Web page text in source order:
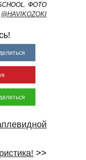
ФОТО
@HAVIKOZOKI
>>